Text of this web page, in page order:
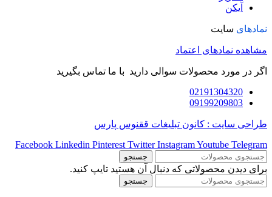
آیکن
نمادهای سایت
مشاهده نمادهای اعتماد
اگر در مورد محصولات سوالی دارید با ما تماس بگیرید
02191304320
09199209803
طراحی سایت : کانون تبلیغات ققنوس پارس
Facebook Linkedin Pinterest Twitter InstagramYoutube Telegram
جستجو
برای دیدن محصولاتی که دنبال آن هستید تایپ کنید.
جستجو